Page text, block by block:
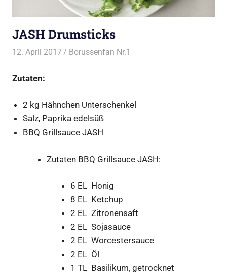
JASH Drumsticks
12. April 2017 Borussenfan Nr.1
Zutaten:
2 kg Hähnchen Unterschenkel
Salz, Paprika edelsüß
BBQ Grillsauce JASH
Zutaten BBQ Grillsauce JASH:
6 EL Honig
8 EL Ketchup
2 EL Zitronensaft
2 EL Sojasauce
2 EL Worcestersauce
2 EL Öl
1 TL Basilikum, getrocknet